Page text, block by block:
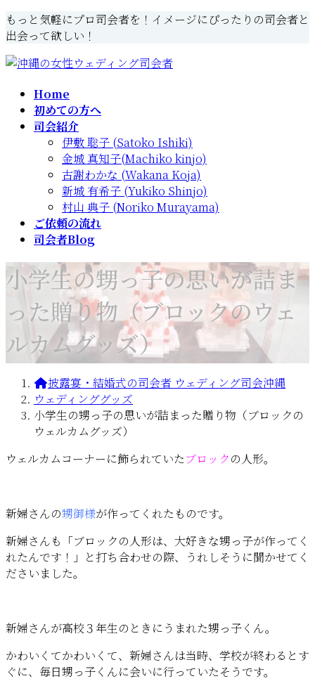
コ
ン
テ
ン
ナ
ビ
ゲ
ー
もっと気軽にプロ司会者を！イメージにぴったりの司会者と
出会って欲しい！
Home
初めての方へ
司会紹介
伊敷 聡子 (Satoko Ishiki)
金城 真知子(Machiko kinjo)
古謝わかな (Wakana Koja)
新城 有希子 (Yukiko Shinjo)
村山 典子 (Noriko Murayama)
ご依頼の流れ
司会者Blog
小学生の甥っ子の思いが詰ま
った贈り物（ブロックのウェ
ルカムグッズ）
披露宴・結婚式の司会者 ウェディング司会沖縄
ウェディンググッズ
小学生の甥っ子の思いが詰まった贈り物（ブロックの
ウェルカムグッズ）
ウェルカムコーナーに飾られていたブロックの人形。
新婦さんの甥御様が作ってくれたものです。
新婦さんも「ブロックの人形は、大好きな甥っ子が作ってく
れたんです！」と打ち合わせの際、うれしそうに聞かせてく
ださいました。
新婦さんが高校３年生のときにうまれた甥っ子くん。
かわいくてかわいくて、新婦さんは当時、学校が終わるとす
ぐに、毎日甥っ子くんに会いに行っていたそうです。